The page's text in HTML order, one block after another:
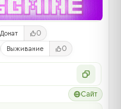
Донат 0
Выживание 0
Сайт